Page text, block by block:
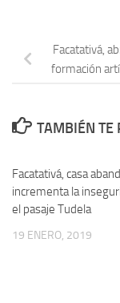
Facatativá,
formación
TAMBIÉN TE
Facatativá, casa
incrementa la
el pasaje Tudela
19 ENERO, 2019